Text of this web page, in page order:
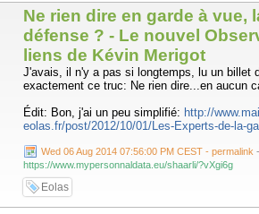
Ne rien dire en garde à vue,
défense ? - Le nouvel
liens de Kévin Merigot
J'avais, il n'y a pas si longtemps, lu un billet
exactement ce truc: Ne rien dire...en aucun
Édit: Bon, j'ai un peu simplifié: http://
eolas.fr/post/2012/10/01/Les-Experts-de-la-
Wed 06 Aug 2014 07:56:00 PM CEST - permalink -
https://www.mypersonnaldata.eu/shaarli/?vXgi6g
Eolas